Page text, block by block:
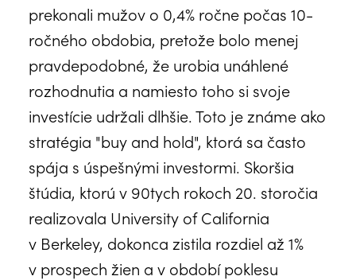
prekonali mužov o 0,4% ročne počas 10-
ročného obdobia, pretože bolo menej
pravdepodobné, že urobia unáhlené
rozhodnutia a namiesto toho si svoje
investície udržali dlhšie. Toto je známe ako
stratégia "buy and hold", ktorá sa často
spája s úspešnými investormi. Skoršia
štúdia, ktorú v 90tych rokoch 20. storočia
realizovala University of California
v Berkeley, dokonca zistila rozdiel až 1%
v prospech žien a v období poklesu